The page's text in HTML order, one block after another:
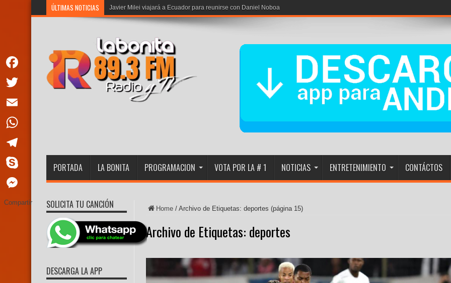
ÚLTIMAS NOTICIAS Javier Milei viajará a Ecuador para reunirse con Daniel Noboa
PORTADA LA BONITA PROGRAMACION VOTA POR LA # 1 NOTICIAS ENTRETENIMIENTO CONTÁCTOS
Home / Archivo de Etiquetas: deportes (página 15)
Archivo de Etiquetas: deportes
SOLICITA TU CANCIÓN
DESCARGA LA APP
Facebook
Twitter
Email
WhatsApp
Telegram
Skype
Messenger
Compartir